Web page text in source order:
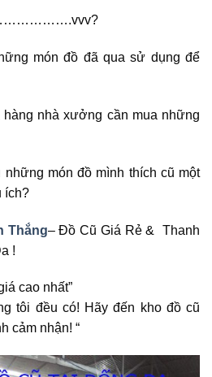
món đồ đã qua sử dụng để
nhà xưởng cần mua những
món đồ mình thích cũ một
ích?
Thắng– Đồ Cũ Giá Rẻ & Thanh
!
cao nhất”
tôi đều có! Hãy đến kho đồ cũ
cảm nhận! “